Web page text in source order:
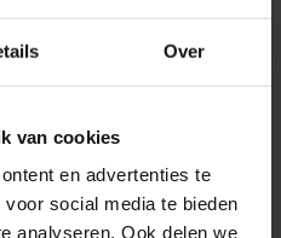
Over
van cookies
en advertenties te
social media te bieden
analyseren. Ook delen we
week de nieuwsbrief